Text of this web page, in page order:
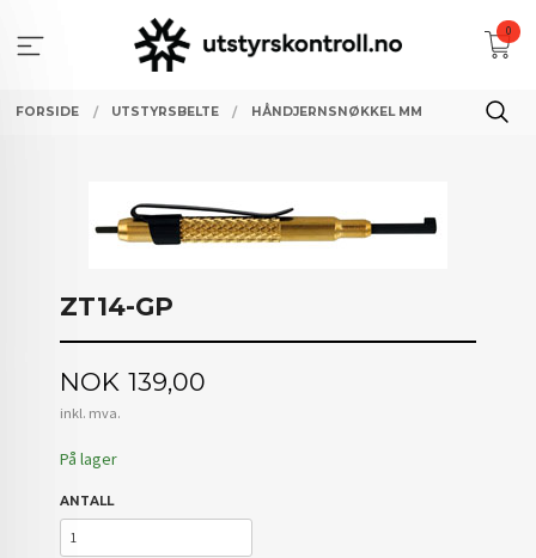
innholdet
0
FORSIDE UTSTYRSBELTE HÅNDJERNSNØKKEL MM
ZT14-GP
Pris
NOK 139,00
inkl. mva.
På lager
ANTALL